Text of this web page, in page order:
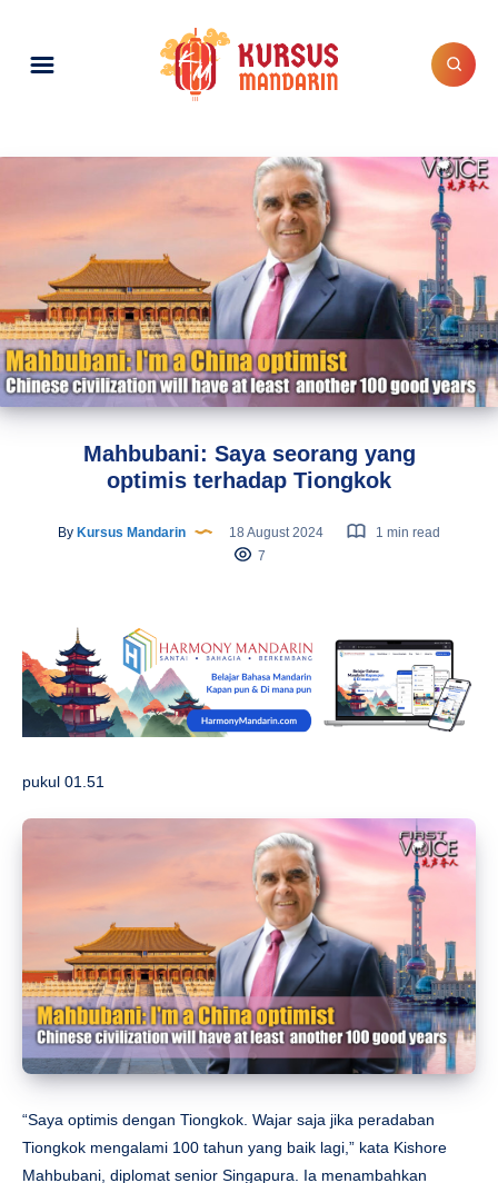
Mahbubani: Saya seorang yang
optimis terhadap Tiongkok
By Kursus Mandarin 18 August 2024
1 min read
7
pukul 01.51
“Saya optimis dengan Tiongkok. Wajar saja jika peradaban
Tiongkok mengalami 100 tahun yang baik lagi,” kata Kishore
Mahbubani, diplomat senior Singapura. Ia menambahkan